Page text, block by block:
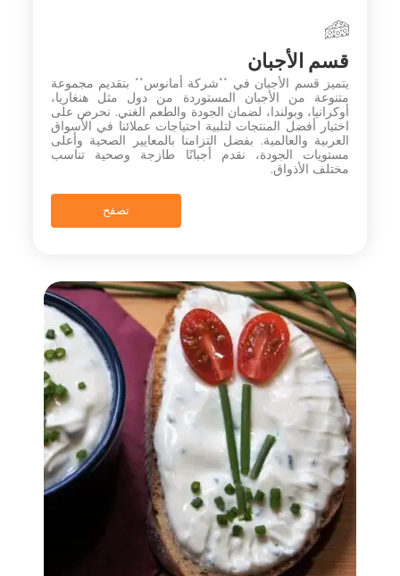
قسم الأجبان
يتميز قسم الأجبان في **شركة أمانوس** بتقديم مجموعة
متنوعة من الأجبان المستوردة من دول مثل هنغاريا،
أوكرانيا، وبولندا، لضمان الجودة والطعم الغني. نحرص على
اختيار أفضل المنتجات لتلبية احتياجات عملائنا في الأسواق
العربية والعالمية. بفضل التزامنا بالمعايير الصحية وأعلى
مستويات الجودة، نقدم أجبانًا طازجة وصحية تناسب
مختلف الأذواق.
تصفح